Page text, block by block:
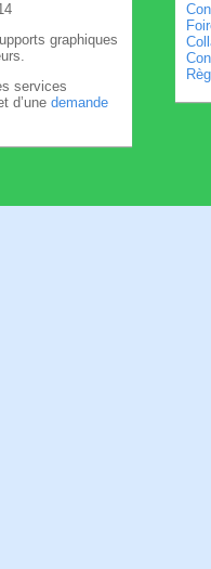
graphiques
services
d’une demande